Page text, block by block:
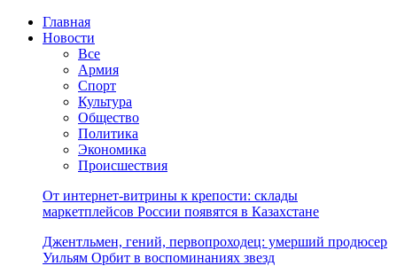
Главная
Новости
Все
Армия
Спорт
Культура
Общество
Политика
Экономика
Происшествия
От интернет-витрины к крепости: склады
маркетплейсов России появятся в Казахстане
Джентльмен, гений, первопроходец: умерший продюсер
Уильям Орбит в воспоминаниях звезд